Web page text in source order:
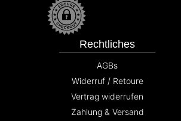
Rechtliches
AGBs
Widerruf / Retoure
Vertrag widerrufen
Zahlung & Versand